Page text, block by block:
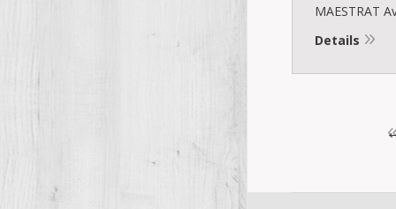
MAESTRAT
Details